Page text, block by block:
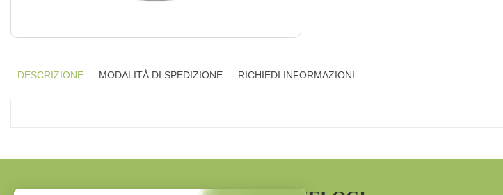
DESCRIZIONE MODALITÀ DI SPEDIZIONE RICHIEDI INFORMAZIONI